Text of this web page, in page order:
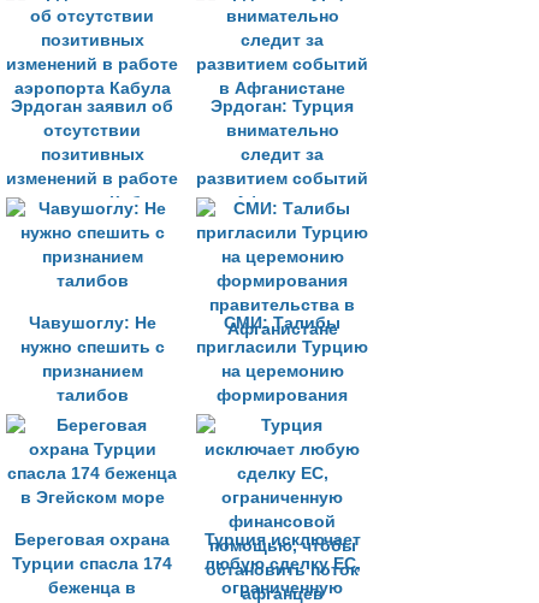
партнёрство
Эрдоган заявил об
отсутствии
позитивных
изменений в работе
аэропорта Кабула
Эрдоган: Турция
внимательно
следит за
развитием событий
в Афганистане
Чавушоглу: Не
нужно спешить с
признанием
талибов
СМИ: Талибы
пригласили Турцию
на церемонию
формирования
правительства в
Афганистане
Береговая охрана
Турции спасла 174
беженца в
Турция исключает
любую сделку ЕС,
ограниченную